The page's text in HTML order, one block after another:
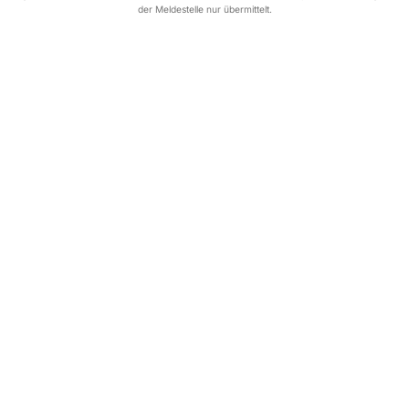
der Meldestelle nur übermittelt.